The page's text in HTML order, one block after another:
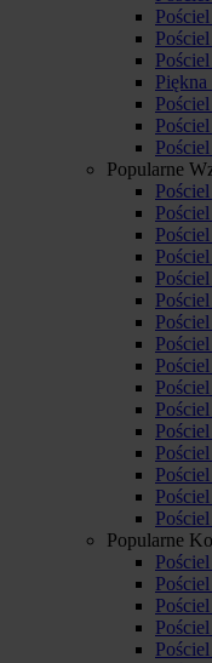
Piękna
Popularne
Popularne
Pościel